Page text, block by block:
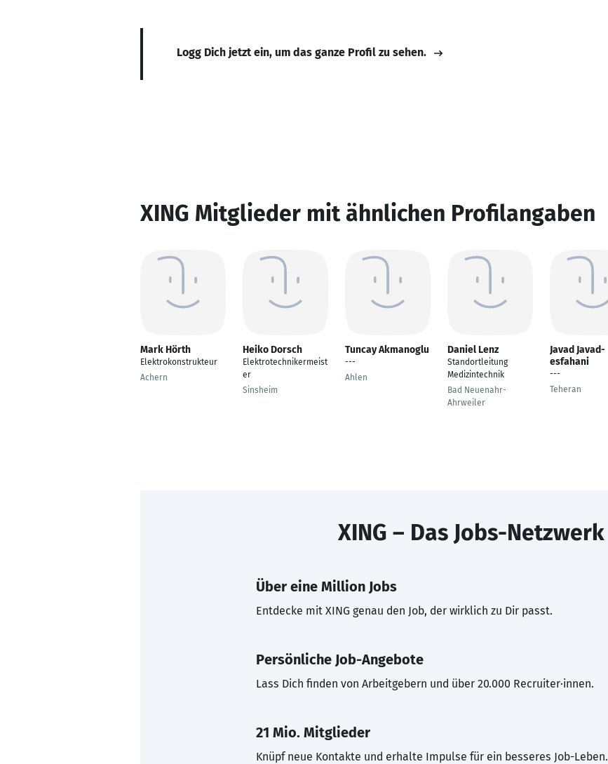
Logg Dich jetzt ein, um das ganze Profil zu sehen.
XING Mitglieder mit ähnlichen Profilangaben
Mark Hörth
Elektrokonstrukteur
Achern
Heiko Dorsch
Elektrotechnikermeist
er
Sinsheim
Tuncay Akmanoglu
---
Ahlen
Daniel Lenz
Standortleitung
Medizintechnik
Bad Neuenahr-
Ahrweiler
Javad Javad-
esfahani
---
Teheran
XING – Das Jobs-Netzwerk
Über eine Million Jobs
Entdecke mit XING genau den Job, der wirklich zu Dir passt.
Persönliche Job-Angebote
Lass Dich finden von Arbeitgebern und über 20.000 Recruiter·innen.
21 Mio. Mitglieder
Knüpf neue Kontakte und erhalte Impulse für ein besseres Job-Leben.